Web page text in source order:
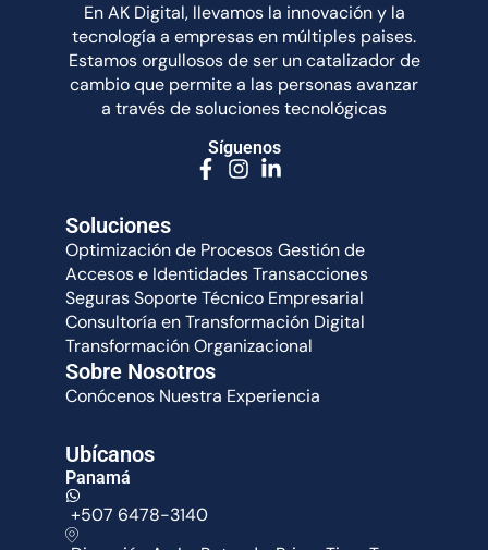
En AK Digital, llevamos la innovación y la
tecnología a empresas en múltiples paises.
Estamos orgullosos de ser un catalizador de
cambio que permite a las personas avanzar
a través de soluciones tecnológicas
Síguenos
Soluciones
Optimización de ProcesosGestión de
Accesos e IdentidadesTransacciones
SegurasSoporte Técnico Empresarial
Consultoría en Transformación Digital
Transformación Organizacional
Sobre Nosotros
Conócenos Nuestra Experiencia
Ubícanos
Panamá
+507 6478-3140